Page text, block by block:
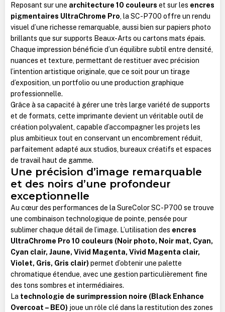
Reposant sur une architecture 10 couleurs et sur les encres
pigmentaires UltraChrome Pro, la SC-P700 offre un rendu
visuel d’une richesse remarquable, aussi bien sur papiers photo
brillants que sur supports Beaux-Arts ou cartons mats épais.
Chaque impression bénéficie d’un équilibre subtil entre densité,
nuances et texture, permettant de restituer avec précision
l’intention artistique originale, que ce soit pour un tirage
d’exposition, un portfolio ou une production graphique
professionnelle.
Grâce à sa capacité à gérer une très large variété de supports
et de formats, cette imprimante devient un véritable outil de
création polyvalent, capable d’accompagner les projets les
plus ambitieux tout en conservant un encombrement réduit,
parfaitement adapté aux studios, bureaux créatifs et espaces
de travail haut de gamme.
Une précision d’image remarquable
et des noirs d’une profondeur
exceptionnelle
Au cœur des performances de la SureColor SC-P700 se trouve
une combinaison technologique de pointe, pensée pour
sublimer chaque détail de l’image. L’utilisation des encres
UltraChrome Pro 10 couleurs (Noir photo, Noir mat, Cyan,
Cyan clair, Jaune, Vivid Magenta, Vivid Magenta clair,
Violet, Gris, Gris clair) permet d’obtenir une palette
chromatique étendue, avec une gestion particulièrement fine
des tons sombres et intermédiaires.
La technologie de surimpression noire (Black Enhance
Overcoat – BEO) joue un rôle clé dans la restitution des zones